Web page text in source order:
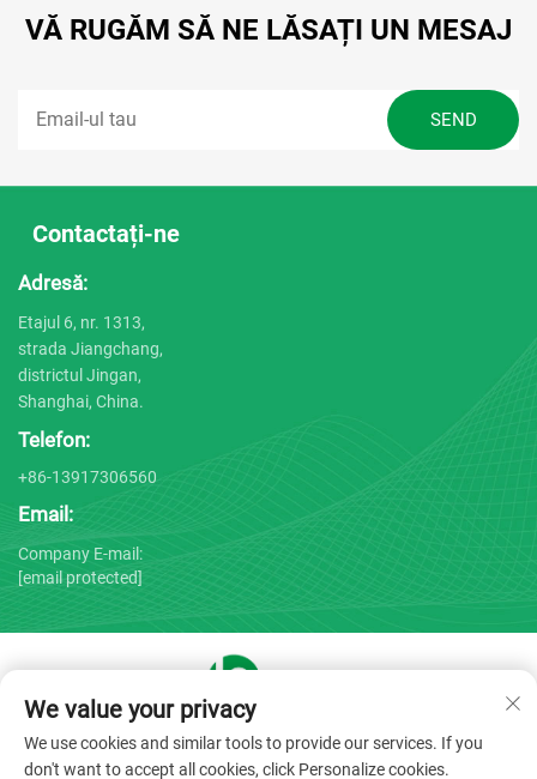
VĂ RUGĂM SĂ NE LĂSAȚI UN MESAJ
Contactați-ne
Adresă:
Etajul 6, nr. 1313,
strada Jiangchang,
districtul Jingan,
Shanghai, China.
Telefon:
+86-13917306560
Email:
Company E-mail:
[email protected]
Drepturi de autor © 2025 de către Shanghai Bojin Medical
Instrument Co., Ltd. -Politica de confidențialitate
We value your privacy
We use cookies and similar tools to provide our services. If you
don't want to accept all cookies, click Personalize cookies.